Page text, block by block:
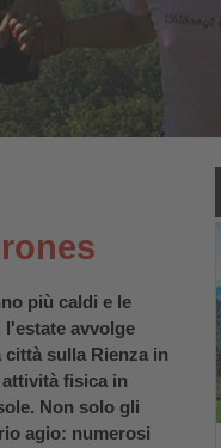
più caldi e le
l'estate avvolge
città sulla Rienza in
fisica in
Non solo gli
agio: numerosi